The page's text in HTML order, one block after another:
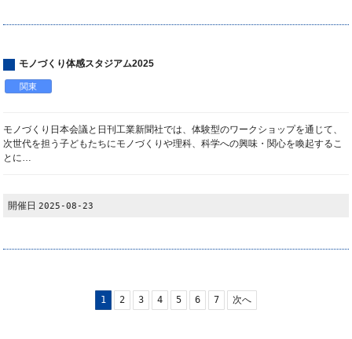
モノづくり体感スタジアム2025
関東
モノづくり日本会議と日刊工業新聞社では、体験型のワークショップを通じて、
次世代を担う子どもたちにモノづくりや理科、科学への興味・関心を喚起するこ
とに…
開催日 2025-08-23
1 2 3 4 5 6 7 次へ